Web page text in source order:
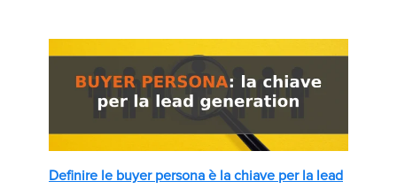
Definire le buyer persona è la chiave per la lead